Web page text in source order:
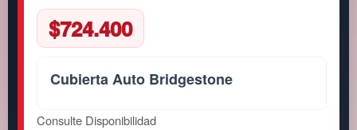
$724.400
Cubierta Auto Bridgestone
Consulte Disponibilidad